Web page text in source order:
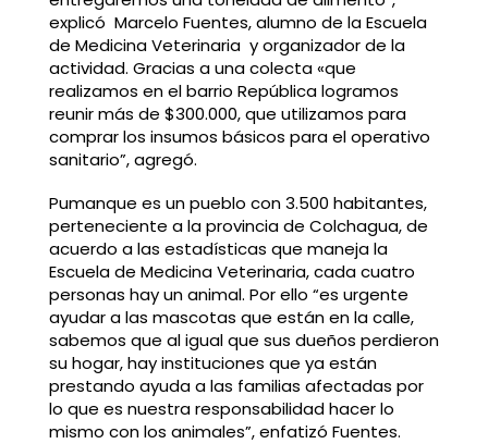
explicó Marcelo Fuentes, alumno de la Escuela
de Medicina Veterinaria y organizador de la
actividad. Gracias a una colecta «que
realizamos en el barrio República logramos
reunir más de $300.000, que utilizamos para
comprar los insumos básicos para el operativo
sanitario”, agregó.
Pumanque es un pueblo con 3.500 habitantes,
perteneciente a la provincia de Colchagua, de
acuerdo a las estadísticas que maneja la
Escuela de Medicina Veterinaria, cada cuatro
personas hay un animal. Por ello “es urgente
ayudar a las mascotas que están en la calle,
sabemos que al igual que sus dueños perdieron
su hogar, hay instituciones que ya están
prestando ayuda a las familias afectadas por
lo que es nuestra responsabilidad hacer lo
mismo con los animales”, enfatizó Fuentes.